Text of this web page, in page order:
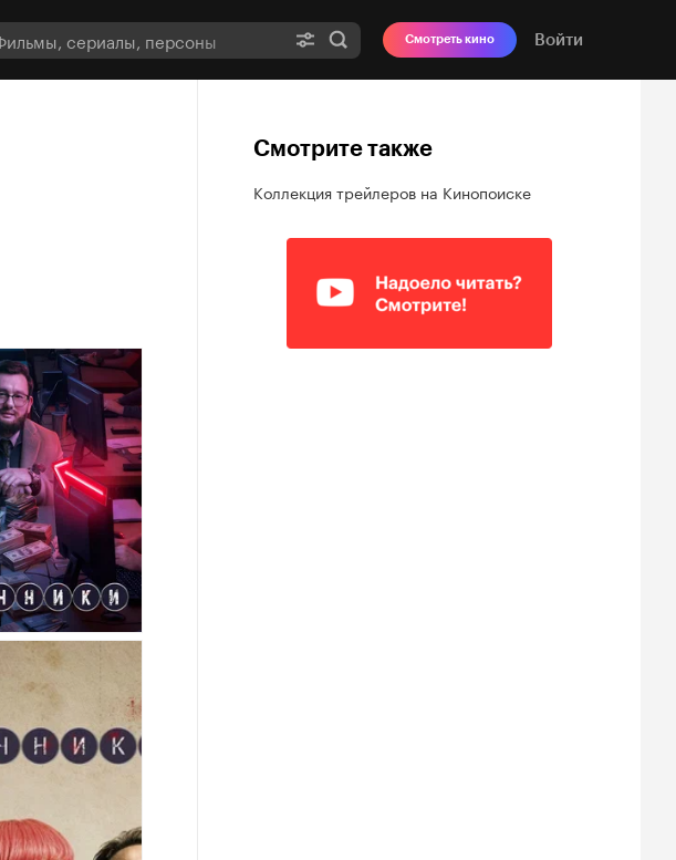
Смотреть кино Войти
Смотрите также
Коллекция трейлеров на Кинопоиске